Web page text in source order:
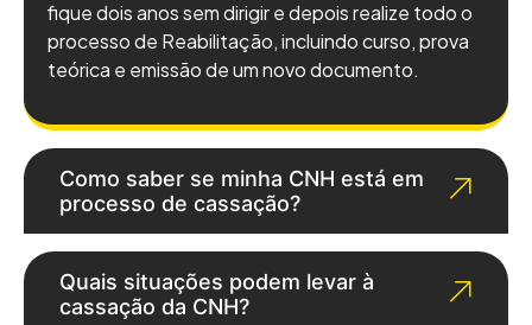
fique dois anos sem dirigir e depois realize todo o
processo de Reabilitação, incluindo curso, prova
teórica e emissão de um novo documento.
Como saber se minha CNH está em
processo de cassação?
Quais situações podem levar à
cassação da CNH?